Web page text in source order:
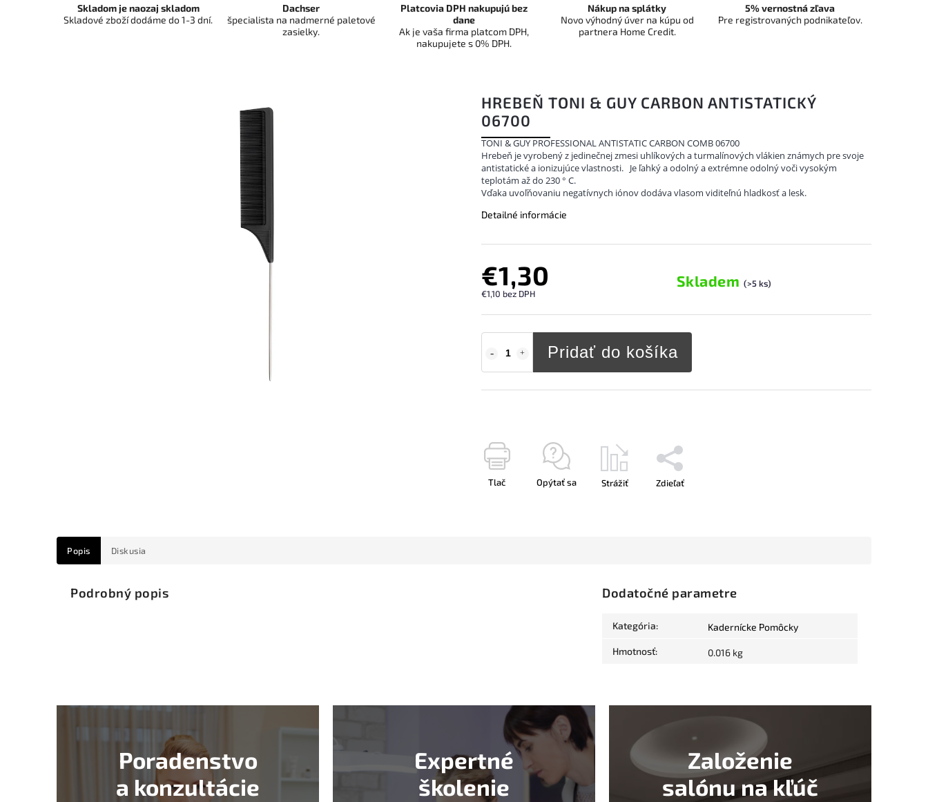
HREBEŇ TONI & GUY CARBON ANTISTATICKÝ
06700
€1,30
€1,10 bez DPH
Skladem (>5 ks)
Pridať do košíka
TONI & GUY PROFESSIONAL ANTISTATIC CARBON COMB 06700
Hrebeň je vyrobený z jedinečnej zmesi uhlíkových a turmalínových vlákien známych pre svoje
antistatické a ionizujúce vlastnosti. Je ľahký a odolný a extrémne odolný voči vysokým
teplotám až do 230 ° C.
Vďaka uvoľňovaniu negatívnych iónov dodáva vlasom viditeľnú hladkosť a lesk.
Detailné informácie
Tlač Opýtať sa Strážiť Zdieľať
Skladom je naozaj skladom
Skladové zboží dodáme do 1-3 dní.
Dachser
špecialista na nadmerné paletové
zasielky.
Platcovia DPH nakupujú bez
dane
Ak je vaša firma platcom DPH,
nakupujete s 0% DPH.
Nákup na splátky
Novo výhodný úver na kúpu od
partnera Home Credit.
5% vernostná zľava
Pre registrovaných podnikateľov.
Popis Diskusia
Podrobný popis Dodatočné parametre
Kategória: Kadernícke Pomôcky
Hmotnosť: 0.016 kg
Poradenstvo
a konzultácie
Expertné
školenie
Založenie
salónu na kľúč